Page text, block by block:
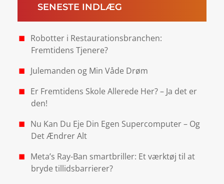
SENESTE INDLÆG
Robotter i Restaurationsbranchen:
Fremtidens Tjenere?
Julemanden og Min Våde Drøm
Er Fremtidens Skole Allerede Her? – Ja det er
den!
Nu Kan Du Eje Din Egen Supercomputer – Og
Det Ændrer Alt
Meta’s Ray-Ban smartbriller: Et værktøj til at
bryde tillidsbarrierer?